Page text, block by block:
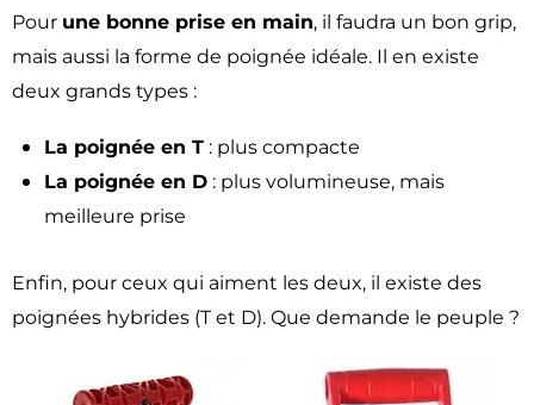
Pour une bonne prise en main, il faudra un bon grip,
mais aussi la forme de poignée idéale. Il en existe
deux grands types :
La poignée en T : plus compacte
La poignée en D : plus volumineuse, mais
meilleure prise
Enfin, pour ceux qui aiment les deux, il existe des
poignées hybrides (T et D). Que demande le peuple ?